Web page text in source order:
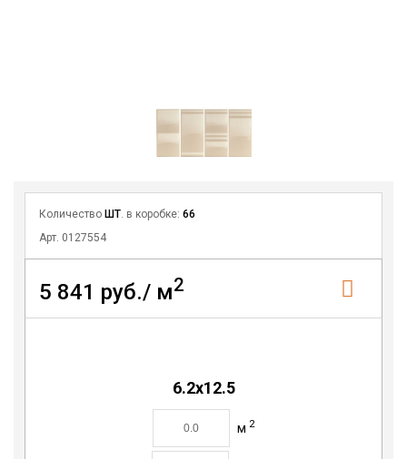
Количество ШТ . в коробке: 66
Арт. 0127554
5 841 руб./ м2
6.2х12.5
м 2